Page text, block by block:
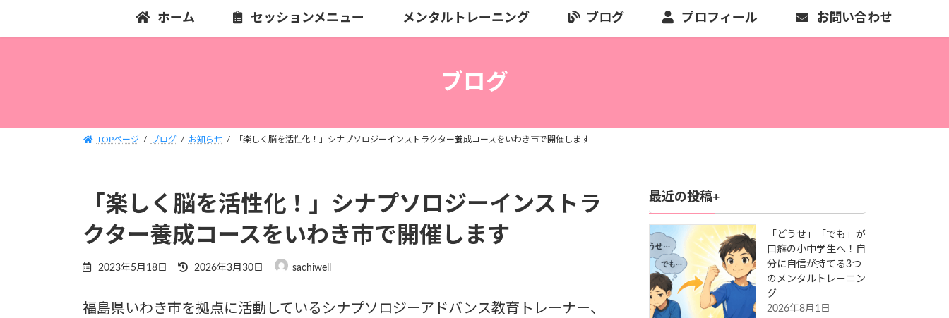
キ
に
ホーム セッションメニュー メンタルトレーニング ブログ プロフィール お問い合わせ
ブログ
TOPページ ブログ お知らせ 「楽しく脳を活性化！」シナプソロジーインストラクター養成コースをいわき市で開催します
「楽しく脳を活性化！」シナプソロジーインストラ
クター養成コースをいわき市で開催します
2023年5月18日
最
新
2026年3月30日 sachiwell
福島県いわき市を拠点に活動しているシナプソロジーアドバンス教育トレーナー、
最近の投稿+
「どうせ」「でも」が
口癖の小中学生へ！自
分に自信が持てる3つ
のメンタルトレーニン
グ
2026年8月1日